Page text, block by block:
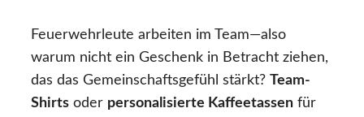
Feuerwehrleute arbeiten im Team—also
warum nicht ein Geschenk in Betracht ziehen,
das das Gemeinschaftsgefühl stärkt? Team-
Shirts oder personalisierte Kaffeetassen für